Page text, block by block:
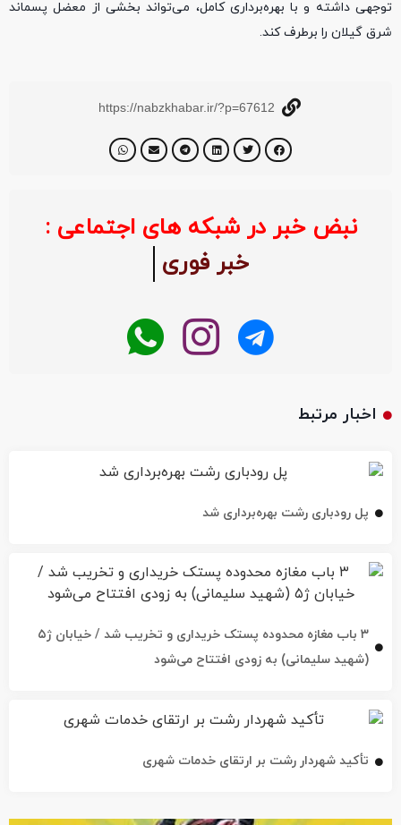
توجهی داشته و با بهره‌برداری کامل، می‌تواند بخشی از معضل پسماند
شرق گیلان را برطرف کند.
https://nabzkhabar.ir/?p=67612
نبض خبر در شبکه های اجتماعی :
خبر فوری
اخبار مرتبط
پل رودباری رشت بهره‌برداری شد
۳ باب مغازه محدوده پستک خریداری و تخریب شد / خیابان ژ۵
(شهید سلیمانی) به زودی افتتاح می‌شود
تأکید شهردار رشت بر ارتقای خدمات شهری